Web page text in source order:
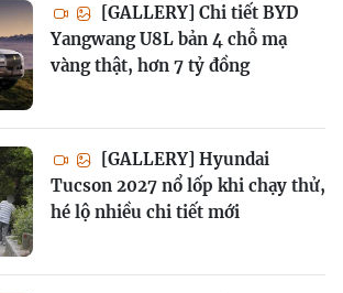
[GALLERY] Chi tiết BYD
Yangwang U8L bản 4 chỗ mạ
vàng thật, hơn 7 tỷ đồng
[GALLERY] Hyundai
Tucson 2027 nổ lốp khi chạy thử,
hé lộ nhiều chi tiết mới